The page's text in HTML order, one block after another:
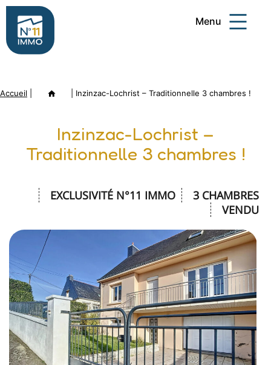
Aller
contenu
Immo
Menu
Accueil Annonce Inzinzac-Lochrist – Traditionnelle 3 chambres !
Inzinzac-Lochrist –
Traditionnelle 3 chambres !
3 CHAMBRES
EXCLUSIVITÉ N°11 IMMO
VENDU